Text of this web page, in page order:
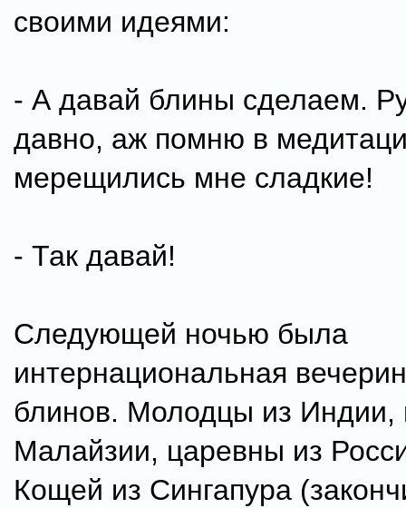
своими идеями:
- А давай блины сделаем.
давно, аж помню в
мерещились мне сладкие!
- Так давай!
Следующей ночью была
интернациональная
блинов. Молодцы из Индии,
Малайзии, царевны из
Кощей из Сингапура